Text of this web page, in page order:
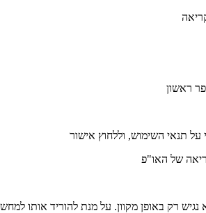
על תנאי השימוש, וללחוץ אישור